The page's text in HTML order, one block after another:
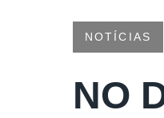
NOTÍCIAS
NO